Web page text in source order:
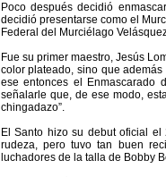
Poco después decidió
decidió presentarse como el
Federal del Murciélago
Fue su primer maestro, Jesús
color plateado, sino que
ese entonces el Enmascarado
señalarle que, de ese modo,
chingadazo”.
El Santo hizo su debut oficial
rudeza, pero tuvo tan buen
luchadores de la talla de Bobby